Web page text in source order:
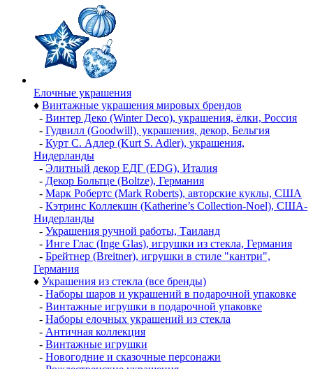
Елочные украшения
♦ Винтажные украшения мировых брендов
- Винтер Деко (Winter Deco), украшения, ёлки, Россия
- Гудвилл (Goodwill), украшения, декор, Бельгия
- Курт С. Адлер (Kurt S. Adler), украшения,
Нидерланды
- Элитный декор ЕДГ (EDG), Италия
- Декор Больтце (Boltze), Германия
- Марк Робертс (Mark Roberts), авторские куклы, США
- Кэтринс Коллекшн (Katherine’s Collection-Noel), США-
Нидерланды
- Украшения ручной работы, Таиланд
- Инге Глас (Inge Glas), игрушки из стекла, Германия
- Брейтнер (Breitner), игрушки в стиле "кантри",
Германия
♦ Украшения из стекла (все бренды)
- Наборы шаров и украшений в подарочной упаковке
- Винтажные игрушки в подарочной упаковке
- Наборы елочных украшений из стекла
- Античная коллекция
- Винтажные игрушки
- Новогодние и сказочные персонажи